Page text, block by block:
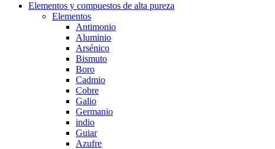
Elementos y compuestos de alta pureza
Elementos
Antimonio
Aluminio
Arsénico
Bismuto
Boro
Cadmio
Cobre
Galio
Germanio
indio
Guiar
Azufre